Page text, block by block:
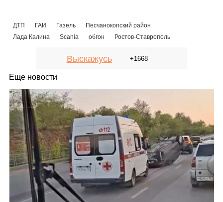
ДТП ГАИ Газель
Песчанокопский район
Лада Калина
Scania обгон Ростов-Ставрополь
Выскажусь +1668
Еще новости